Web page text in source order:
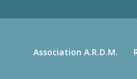
Association A.R.D.M.